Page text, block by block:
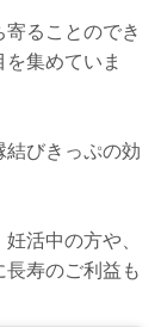
ることのでき
集めていま
びきっぷの効
活中の方や、
寿のご利益も